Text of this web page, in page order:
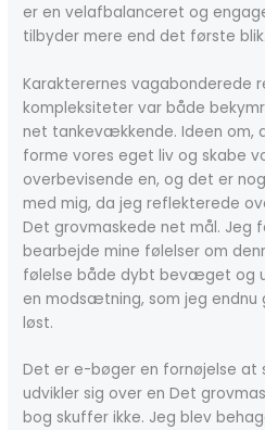
er en velafbalanceret og
tilbyder mere end det første blik.
Karakterernes vagabonderede
kompleksiteter var både
net tankevækkende. Ideen om,
forme vores eget liv og skabe
overbevisende en, og det er
med mig, da jeg reflekterede
Det grovmaskede net mål. Jeg
bearbejde mine følelser om
følelse både dybt bevæget og
en modsætning, som jeg
løst.
Det er e-bøger en fornøjelse at
udvikler sig over en Det
bog skuffer ikke. Jeg blev